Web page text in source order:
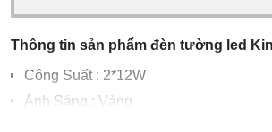
Thông tin sản phẩm đèn tường led
Công Suất: 2*12W
Ánh Sáng : Vàng